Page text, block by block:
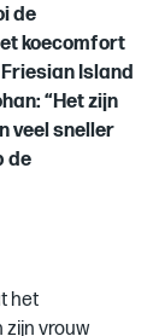
de
koecomfort
Island
“Het zijn
veel sneller
de
het
zijn vrouw